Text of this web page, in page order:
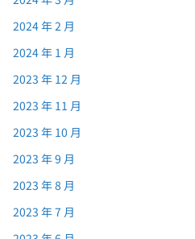
2024 年 2 月
2024 年 1 月
2023 年 12 月
2023 年 11 月
2023 年 10 月
2023 年 9 月
2023 年 8 月
2023 年 7 月